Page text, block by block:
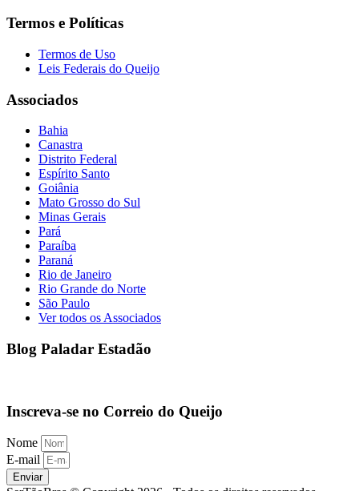
Termos e Políticas
Termos de Uso
Leis Federais do Queijo
Associados
Bahia
Canastra
Distrito Federal
Espírito Santo
Goiânia
Mato Grosso do Sul
Minas Gerais
Pará
Paraíba
Paraná
Rio de Janeiro
Rio Grande do Norte
São Paulo
Ver todos os Associados
Blog Paladar Estadão
Inscreva-se no Correio do Queijo
Nome
E-mail
Enviar